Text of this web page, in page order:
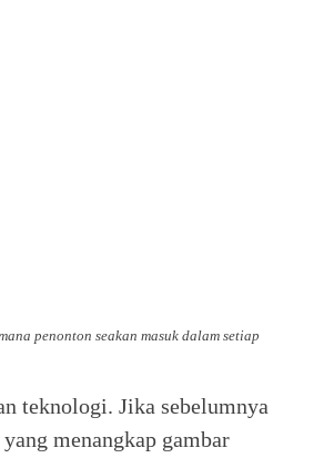
penonton seakan masuk dalam setiap
teknologi. Jika sebelumnya
menangkap gambar